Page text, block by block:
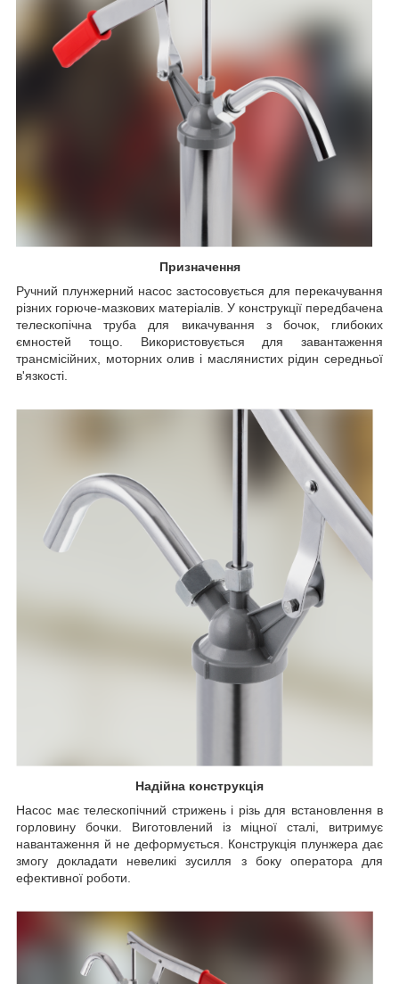
Призначення
Ручний плунжерний насос застосовується для перекачування
різних горюче-мазкових матеріалів. У конструкції передбачена
телескопічна труба для викачування з бочок, глибоких
ємностей тощо. Використовується для завантаження
трансмісійних, моторних олив і маслянистих рідин середньої
в'язкості.
Надійна конструкція
Насос має телескопічний стрижень і різь для встановлення в
горловину бочки. Виготовлений із міцної сталі, витримує
навантаження й не деформується. Конструкція плунжера дає
змогу докладати невеликі зусилля з боку оператора для
ефективної роботи.